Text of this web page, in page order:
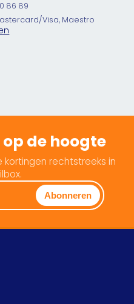
86 89
Visa, Maestro
de hoogte
kortingen rechtstreeks in
Abonneren